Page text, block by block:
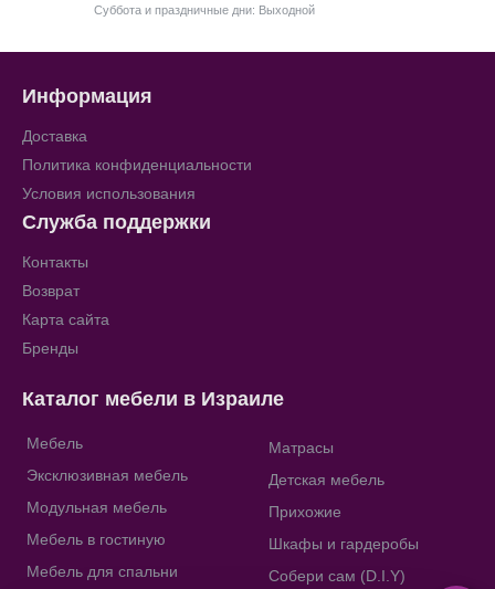
Суббота и праздничные дни: Выходной
Информация
Доставка
Политика конфиденциальности
Условия использования
Служба поддержки
Контакты
Возврат
Карта сайта
Бренды
Каталог мебели в Израиле
Мебель
Эксклюзивная мебель
Модульная мебель
Мебель в гостиную
Мебель для спальни
Матрасы
Детская мебель
Прихожие
Шкафы и гардеробы
Собери сам (D.I.Y)